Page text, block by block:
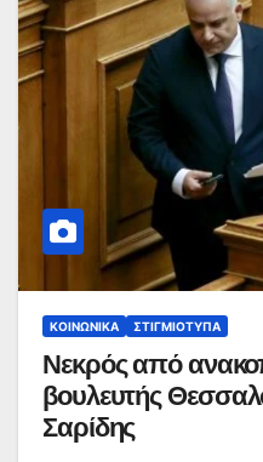
ΚΟΙΝΩΝΙΚΆ ΣΤΙΓΜΙΌΤΥΠΑ
Νεκρός από
βουλευτής
Σαρίδης